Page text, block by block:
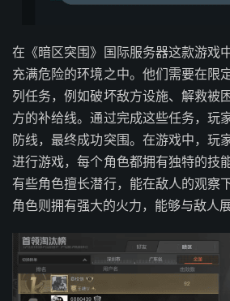
在《暗区突围》国际服务器这款游戏
充满危险的环境之中。他们需要在限
列任务，例如破坏敌方设施、解救被
方的补给线。通过完成这些任务，玩
防线，最终成功突围。在游戏中，玩
进行游戏，每个角色都拥有独特的技
有些角色擅长潜行，能在敌人的观察
角色则拥有强大的火力，能够与敌人